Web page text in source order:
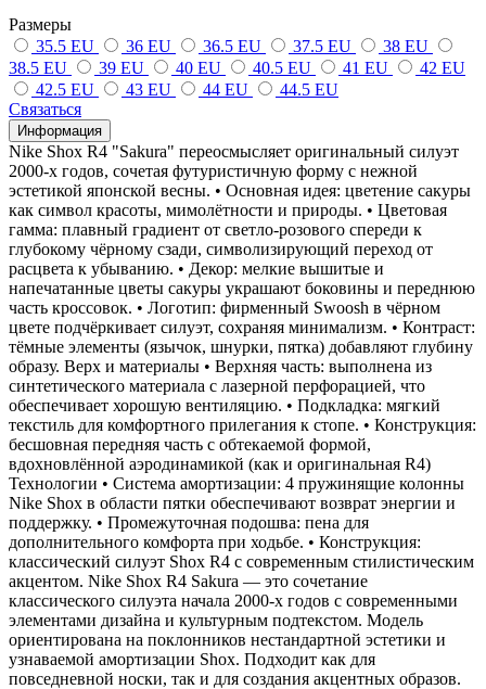
Размеры
35.5 EU
36 EU 36.5 EU 37.5 EU
38 EU
38.5 EU
39 EU 40 EU 40.5 EU 41 EU
42 EU
42.5 EU
43 EU 44 EU
44.5 EU
Связаться
Информация
Nike Shox R4 "Sakura" переосмысляет оригинальный силуэт
2000-х годов, сочетая футуристичную форму с нежной
эстетикой японской весны. • Основная идея: цветение сакуры
как символ красоты, мимолётности и природы. • Цветовая
гамма: плавный градиент от светло-розового спереди к
глубокому чёрному сзади, символизирующий переход от
расцвета к убыванию. • Декор: мелкие вышитые и
напечатанные цветы сакуры украшают боковины и переднюю
часть кроссовок. • Логотип: фирменный Swoosh в чёрном
цвете подчёркивает силуэт, сохраняя минимализм. • Контраст:
тёмные элементы (язычок, шнурки, пятка) добавляют глубину
образу. Верх и материалы • Верхняя часть: выполнена из
синтетического материала с лазерной перфорацией, что
обеспечивает хорошую вентиляцию. • Подкладка: мягкий
текстиль для комфортного прилегания к стопе. • Конструкция:
бесшовная передняя часть с обтекаемой формой,
вдохновлённой аэродинамикой (как и оригинальная R4)
Технологии • Система амортизации: 4 пружинящие колонны
Nike Shox в области пятки обеспечивают возврат энергии и
поддержку. • Промежуточная подошва: пена для
дополнительного комфорта при ходьбе. • Конструкция:
классический силуэт Shox R4 с современным стилистическим
акцентом. Nike Shox R4 Sakura — это сочетание
классического силуэта начала 2000-х годов с современными
элементами дизайна и культурным подтекстом. Модель
ориентирована на поклонников нестандартной эстетики и
узнаваемой амортизации Shox. Подходит как для
повседневной носки, так и для создания акцентных образов.